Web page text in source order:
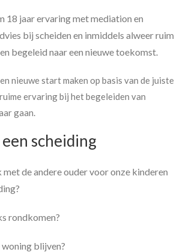
18 jaar ervaring met mediation en
bij scheiden en inmiddels alweer ruim
begeleid naar een nieuwe toekomst.
nieuwe start maken op basis van de juiste
ervaring bij het begeleiden van
gaan.
scheiding
de andere ouder voor onze kinderen
rondkomen?
woning blijven?